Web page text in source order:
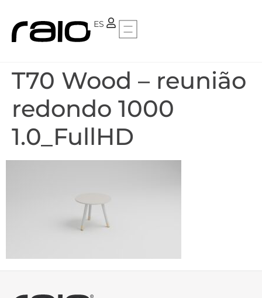
ES
PT
T70 Wood – reunião
redondo 1000
1.0_FullHD